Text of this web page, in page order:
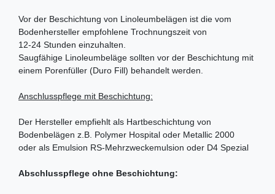
Vor der Beschichtung von Linoleumbelägen ist die vom
Bodenhersteller empfohlene Trochnungszeit von
12-24 Stunden einzuhalten.
Saugfähige Linoleumbeläge sollten vor der Beschichtung mit
einem Porenfüller (Duro Fill) behandelt werden.
Anschlusspflege mit Beschichtung:
Der Hersteller empfiehlt als Hartbeschichtung von
Bodenbelägen z.B. Polymer Hospital oder Metallic 2000
oder als Emulsion RS-Mehrzweckemulsion oder D4 Spezial
Abschlusspflege ohne Beschichtung: